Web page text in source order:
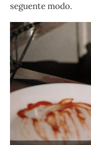
seguente modo.